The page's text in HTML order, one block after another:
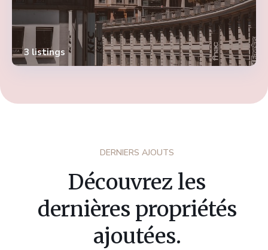
3 listings
DERNIERS AJOUTS
Découvrez les
dernières propriétés
ajoutées.